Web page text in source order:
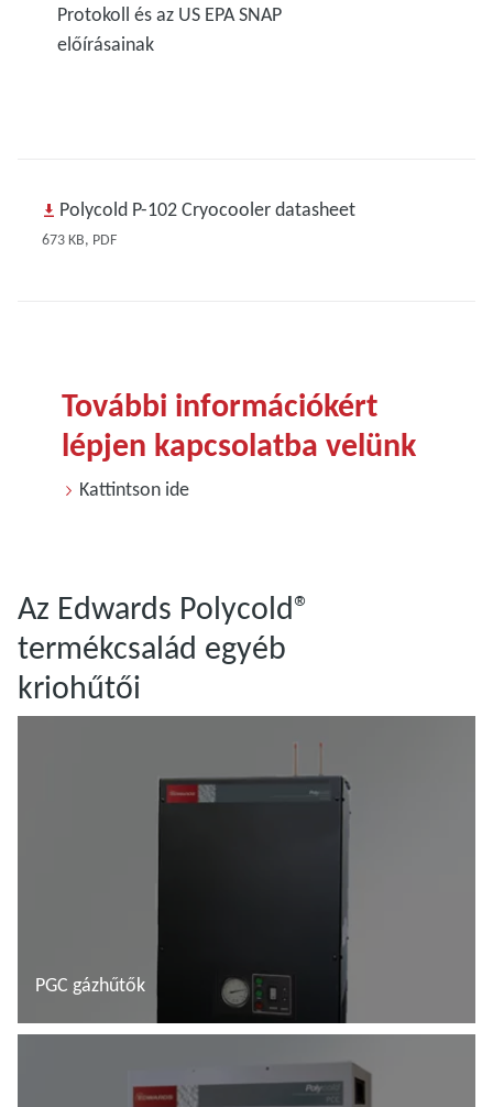
Protokoll és az US EPA SNAP
előírásainak
Polycold P-102 Cryocooler datasheet
673 KB, PDF
További információkért
lépjen kapcsolatba velünk
Kattintson ide
Az Edwards Polycold®
termékcsalád egyéb
kriohűtői
PGC gázhűtők